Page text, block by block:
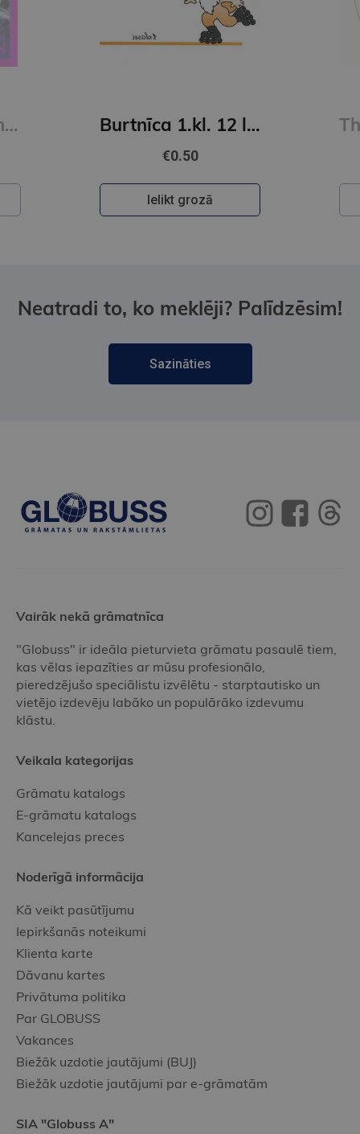
Percy Jackson and The Olympians #4: The Battle of the Labyrinth Burtnīca 1.kl. 12 lapas lielrūtiņu
€0.50
Ielikt grozā
Neatradi to, ko meklēji? Palīdzēsim!
Sazināties
Vairāk nekā grāmatnīca
"Globuss" ir ideāla pieturvieta grāmatu pasaulē tiem,
kas vēlas iepazīties ar mūsu profesionālo,
pieredzējušo speciālistu izvēlētu - starptautisko un
vietējo izdevēju labāko un populārāko izdevumu
klāstu.
Veikala kategorijas
Grāmatu katalogs
E-grāmatu katalogs
Kancelejas preces
Noderīgā informācija
Kā veikt pasūtījumu
Iepirkšanās noteikumi
Klienta karte
Dāvanu kartes
Privātuma politika
Par GLOBUSS
Vakances
Biežāk uzdotie jautājumi (BUJ)
Biežāk uzdotie jautājumi par e-grāmatām
SIA "Globuss A"